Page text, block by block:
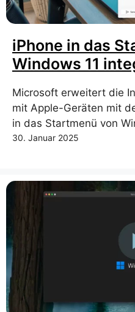
iPhone in das
Windows 11
Microsoft erweitert die
mit Apple-Geräten mit
in das Startmenü von
30. Januar 2025